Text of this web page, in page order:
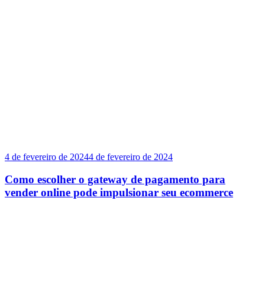
4 de fevereiro de 20244 de fevereiro de 2024
Como escolher o gateway de pagamento para
vender online pode impulsionar seu ecommerce